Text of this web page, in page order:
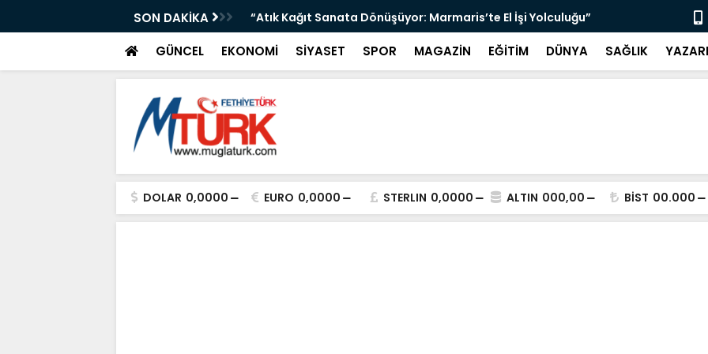
SON DAKİKA
Sıcaklıklar Artıyor” “Atık Kağıt Sanata Dönüşüyor: Marmaris’te El İşi Yolculuğu” “Terörsüz
GÜNCEL EKONOMİ SİYASET SPOR MAGAZİN EĞİTİM DÜNYA SAĞLIK
DOLAR 0,0000 EURO 0,0000 STERLIN 0,0000 ALTIN 000,00 BİST 00.000